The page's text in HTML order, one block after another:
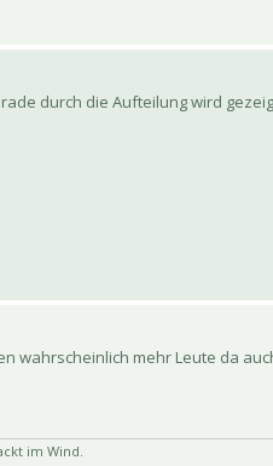
durch die Aufteilung wird
wahrscheinlich mehr Leute da
im Wind.